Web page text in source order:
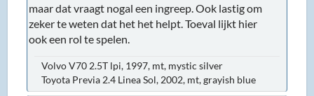
maar dat vraagt nogal een ingreep. Ook lastig om
zeker te weten dat het het helpt. Toeval lijkt hier
ook een rol te spelen.
Volvo V70 2.5T lpi, 1997, mt, mystic silver
Toyota Previa 2.4 Linea Sol, 2002, mt, grayish blue